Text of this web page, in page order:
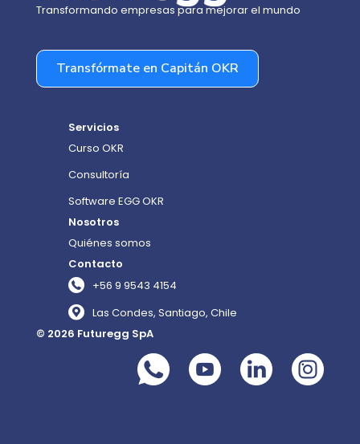
Transformando empresas para mejorar el mundo
Transfórmate en Capitán OKR
Servicios
Curso OKR
Consultoría
Software EGG OKR
Nosotros
Quiénes somos
Contacto
+56 9 9543 4154
Las Condes, Santiago, Chile
© 2026 Futuregg SpA